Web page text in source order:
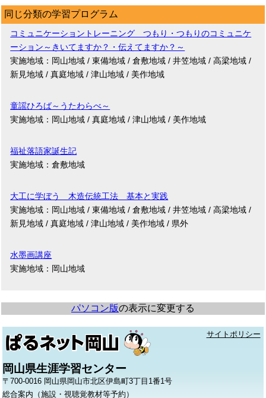
同じ分類の学習プログラム
コミュニケーショントレーニング つもり・つもりのコミュニケ
ーション～きいてますか？・伝えてますか？～
実施地域：岡山地域 / 東備地域 / 倉敷地域 / 井笠地域 / 高梁地域 /
新見地域 / 真庭地域 / 津山地域 / 美作地域
童謡ひろば～うたわらべ～
実施地域：岡山地域 / 真庭地域 / 津山地域 / 美作地域
福祉落語家誕生記
実施地域：倉敷地域
大工に学ぼう 木造伝統工法 基本と実践
実施地域：岡山地域 / 東備地域 / 倉敷地域 / 井笠地域 / 高梁地域 /
新見地域 / 真庭地域 / 津山地域 / 美作地域 / 県外
水墨画講座
実施地域：岡山地域
パソコン版の表示に変更する
サイトポリシー
岡山県生涯学習センター
〒700-0016 岡山県岡山市北区伊島町3丁目1番1号
総合案内（施設・視聴覚教材等予約）